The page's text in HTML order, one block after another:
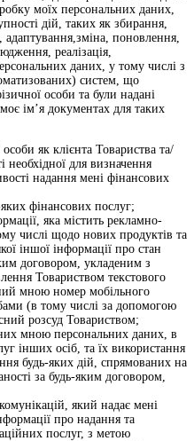
моїх персональних даних,
дій, таких як збирання,
адаптування,зміна, поновлення,
реалізація,
даних, у тому числі з
систем, що
особи та були надані
ім’я документах для таких
як клієнта Товариства та/
необхідної для визначення
надання мені фінансових
фінансових послуг;
яка містить рекламно-
числі щодо нових продуктів та
іншої інформації про стан
договором, укладеним з
Товариством текстового
мною номер мобільного
(в тому числі за допомогою
розсуд Товариством;
мною персональних даних, в
інших осіб, та їх використання
будь-яких дій, спрямованих на
за будь-яким договором,
який надає мені
про надання та
послуг, з метою